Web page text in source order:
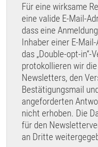
Für eine wirksame
eine valide E-Mail-
dass eine
Inhaber einer E-
das „Double-opt-
protokollieren wir
Newsletters, den
Bestätigungsmail
angeforderten
nicht erhoben. Die
für den
an Dritte